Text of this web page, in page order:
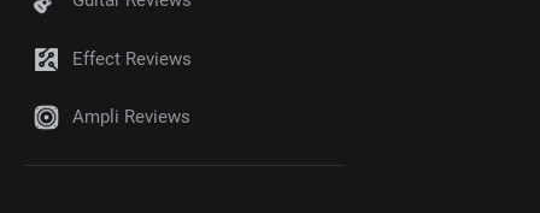
Effect Reviews
Ampli Reviews